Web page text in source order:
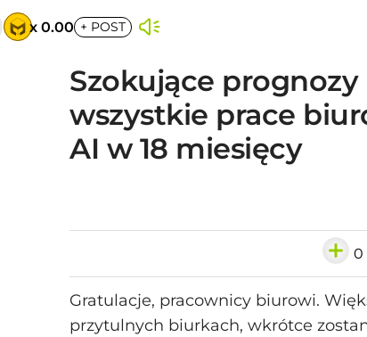
x 0.00 + POST
Szokujące
wszystkie prace
AI w 18 miesięcy
0
Gratulacje, pracownicy biurowi.
przytulnych biurkach, wkrótce